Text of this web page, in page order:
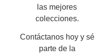
las mejores
colecciones.
Contáctanos hoy y sé
parte de la